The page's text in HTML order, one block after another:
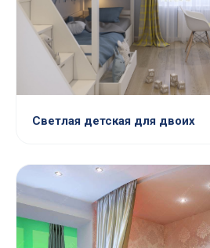
Светлая детская для двоих